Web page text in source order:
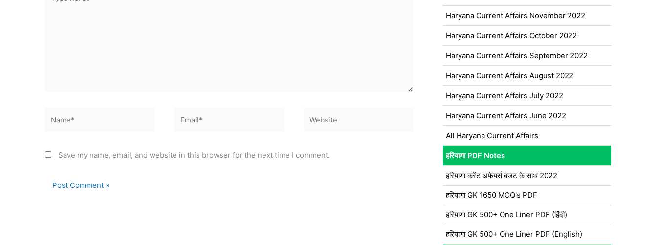
here..
Save my name, email, and website in this browser for the next time I comment.
Haryana Current Affairs November 2022
Haryana Current Affairs October 2022
Haryana Current Affairs September 2022
Haryana Current Affairs August 2022
Haryana Current Affairs July 2022
Haryana Current Affairs June 2022
All Haryana Current Affairs
हरियाणा PDF Notes
हरियाणा करेंट अफेयर्स बजट के साथ 2022
हरियाणा GK 1650 MCQ's PDF
हरियाणा GK 500+ One Liner PDF (हिंदी)
हरियाणा GK 500+ One Liner PDF (English)